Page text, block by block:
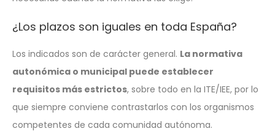
¿Los plazos son iguales en toda España?
Los indicados son de carácter general. La normativa
autonómica o municipal puede establecer
requisitos más estrictos, sobre todo en la ITE/IEE, por lo
que siempre conviene contrastarlos con los organismos
competentes de cada comunidad autónoma.